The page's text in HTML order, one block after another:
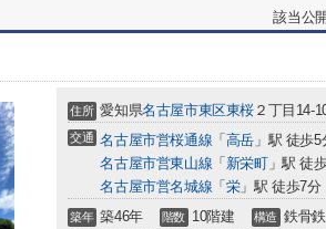
該当公
住所 愛知県名古屋市東区東桜 ２丁目14-
交通 名古屋市営桜通線 「 高岳 」駅 徒歩5
名古屋市営東山線 「 新栄町」駅 徒
名古屋市営名城線 「 栄」駅 徒歩7分
築年 築46年 階数 10階建 構造 鉄骨